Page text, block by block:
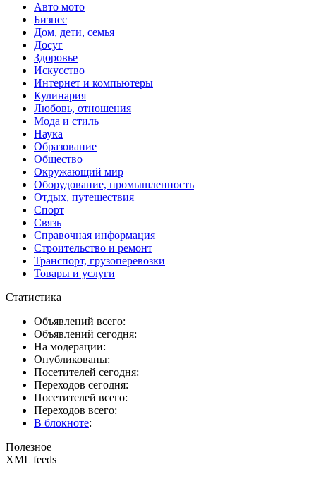
Авто мото
Бизнес
Дом, дети, семья
Досуг
Здоровье
Искусство
Интернет и компьютеры
Кулинария
Любовь, отношения
Мода и стиль
Наука
Образование
Общество
Окружающий мир
Оборудование, промышленность
Отдых, путешествия
Спорт
Связь
Справочная информация
Строительство и ремонт
Транспорт, грузоперевозки
Товары и услуги
Статистика
Объявлений всего:
Объявлений сегодня:
На модерации:
Опубликованы:
Посетителей сегодня:
Переходов сегодня:
Посетителей всего:
Переходов всего:
В блокноте:
Полезное
XML feeds